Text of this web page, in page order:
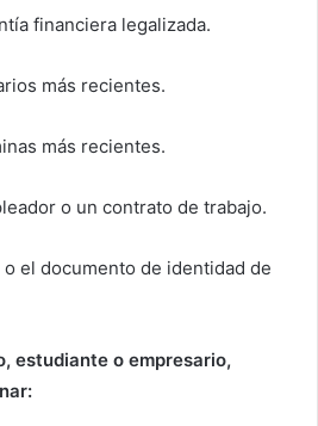
financiera legalizada.
más recientes.
más recientes.
o un contrato de trabajo.
el documento de identidad de
estudiante o empresario,